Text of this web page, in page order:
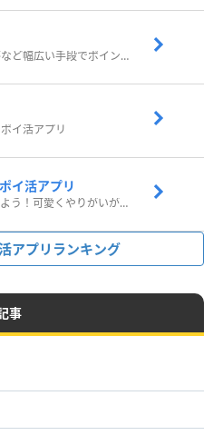
歩いたりアンケート回答など幅広い手段でポイントをゲット
イ活アプリ
イ活アプリ
ペットを育ってポイ活しよう！可愛くやりがいがある新感覚アプリ
アプリランキング
事